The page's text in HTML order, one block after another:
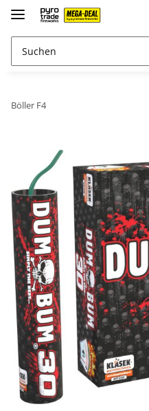
Böller F4